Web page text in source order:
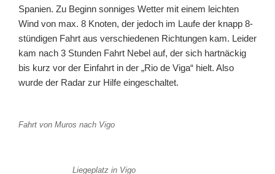
Spanien. Zu Beginn sonniges Wetter mit einem leichten
Wind von max. 8 Knoten, der jedoch im Laufe der knapp 8-
stündigen Fahrt aus verschiedenen Richtungen kam. Leider
kam nach 3 Stunden Fahrt Nebel auf, der sich hartnäckig
bis kurz vor der Einfahrt in der „Rio de Viga“ hielt. Also
wurde der Radar zur Hilfe eingeschaltet.
Fahrt von Muros nach Vigo
Liegeplatz in Vigo